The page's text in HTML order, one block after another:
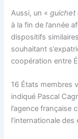
Aussi, un «guichet
à la fin de l’année
dispositifs
souhaitant
coopération entre
16 États membres
indiqué Pascal
l’agence française
l’internationale des